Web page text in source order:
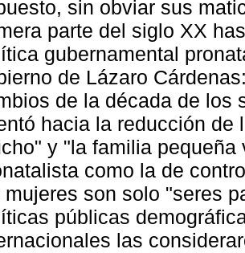
sin obviar sus
parte del siglo XX
gubernamental
de Lázaro
de la década de los
hacia la reducción de
y "la familia
como la de
mujeres son solo "seres
públicas
las